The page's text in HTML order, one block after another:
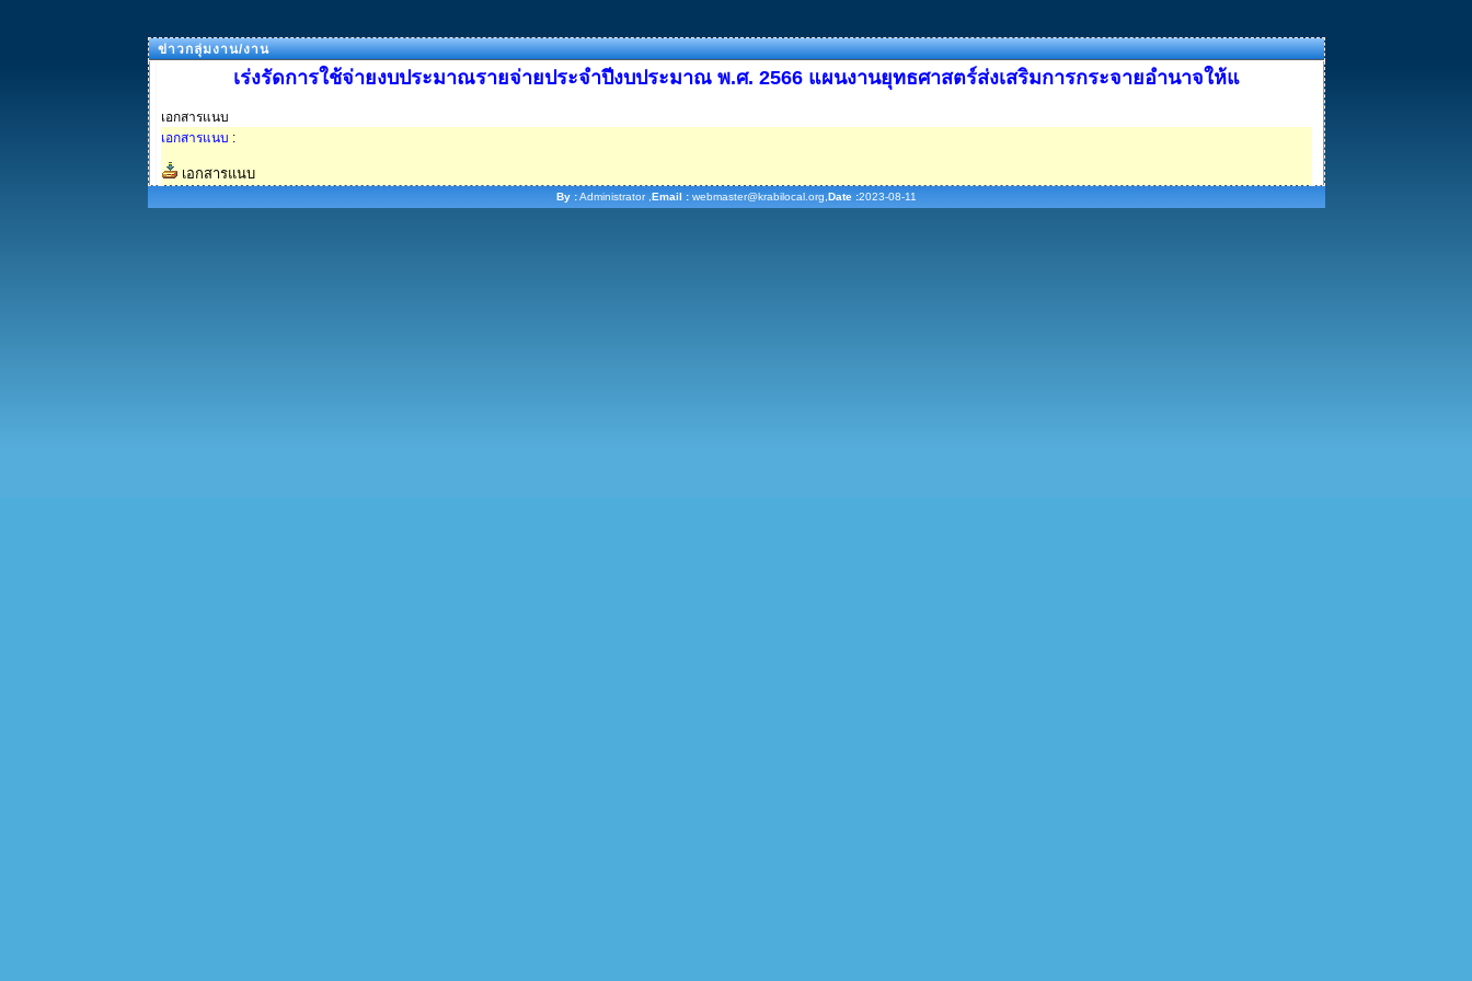
ข่าวกลุ่มงาน/งาน
เร่งรัดการใช้จ่ายงบประมาณรายจ่ายประจำปีงบประมาณ พ.ศ. 2566 แผนงานยุทธศาสตร์ส่งเสริมการกระจายอำนาจให้แ
เอกสารแนบ
เอกสารแนบ :
เอกสารแนบ
By :Administrator , Email :webmaster@krabilocal.org, Date :2023-08-11